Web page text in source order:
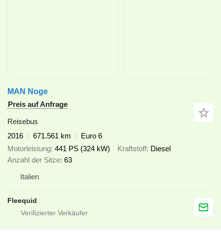
MAN Noge
Preis auf Anfrage
Reisebus
2016
671.561 km
Euro 6
Motorleistung 441 PS (324 kW) Kraftstoff Diesel
Anzahl der Sitze 63
Italien
Fleequid